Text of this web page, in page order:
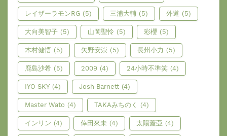
レイザーラモンRG (5) 三浦大輔 (5) 外道 (5)
大向美智子 (5) 山岡聖怜 (5) 彩櫻 (5)
木村健悟 (5) 矢野安崇 (5) 長州小力 (5)
鹿島沙希 (5) 2009 (4) 24小時不準笑 (4)
IYO SKY (4) Josh Barnett (4)
Master Wato (4) TAKAみちのく (4)
インリン (4) 倖田來未 (4) 太陽蓋亞 (4)